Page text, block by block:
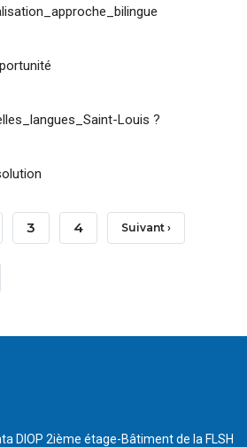
Louis ?
Page
3 Page
4 Page
Suivant ›
DIOP 2ième étage-Bâtiment de la FLSH